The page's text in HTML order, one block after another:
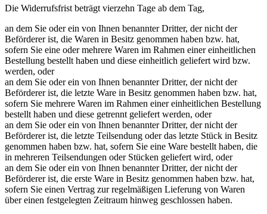
Die Widerrufsfrist beträgt vierzehn Tage ab dem Tag,
an dem Sie oder ein von Ihnen benannter Dritter, der nicht der
Beförderer ist, die Waren in Besitz genommen haben bzw. hat,
sofern Sie eine oder mehrere Waren im Rahmen einer einheitlichen
Bestellung bestellt haben und diese einheitlich geliefert wird bzw.
werden, oder
an dem Sie oder ein von Ihnen benannter Dritter, der nicht der
Beförderer ist, die letzte Ware in Besitz genommen haben bzw. hat,
sofern Sie mehrere Waren im Rahmen einer einheitlichen Bestellung
bestellt haben und diese getrennt geliefert werden, oder
an dem Sie oder ein von Ihnen benannter Dritter, der nicht der
Beförderer ist, die letzte Teilsendung oder das letzte Stück in Besitz
genommen haben bzw. hat, sofern Sie eine Ware bestellt haben, die
in mehreren Teilsendungen oder Stücken geliefert wird, oder
an dem Sie oder ein von Ihnen benannter Dritter, der nicht der
Beförderer ist, die erste Ware in Besitz genommen haben bzw. hat,
sofern Sie einen Vertrag zur regelmäßigen Lieferung von Waren
über einen festgelegten Zeitraum hinweg geschlossen haben.